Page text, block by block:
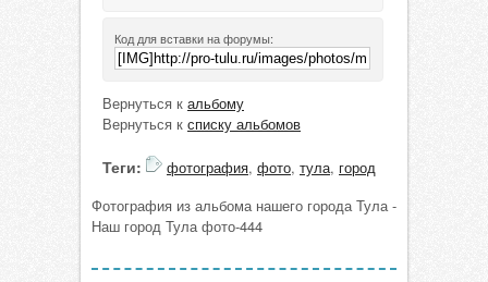
Код для вставки на форумы:
Вернуться к альбому
Вернуться к списку альбомов
Теги: фотография, фото, тула, город
Фотография из альбома нашего города Тула -
Наш город Тула фото-444